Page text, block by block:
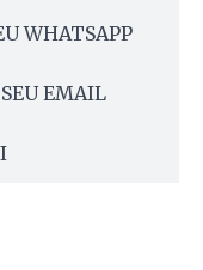
WHATSAPP
EMAIL